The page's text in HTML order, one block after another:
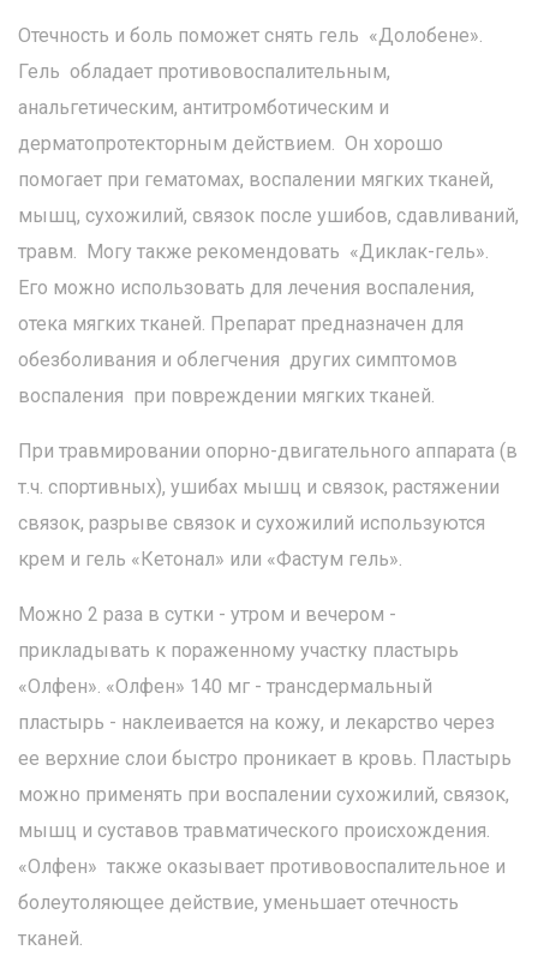
Отечность и боль поможет снять гель «Долобене».
Гель обладает противовоспалительным,
анальгетическим, антитромботическим и
дерматопротекторным действием. Он хорошо
помогает при гематомах, воспалении мягких тканей,
мышц, сухожилий, связок после ушибов, сдавливаний,
травм. Могу также рекомендовать «Диклак-гель».
Его можно использовать для лечения воспаления,
отека мягких тканей. Препарат предназначен для
обезболивания и облегчения других симптомов
воспаления при повреждении мягких тканей.
При травмировании опорно-двигательного аппарата (в
т.ч. спортивных), ушибах мышц и связок, растяжении
связок, разрыве связок и сухожилий используются
крем и гель «Кетонал» или «Фастум гель».
Можно 2 раза в сутки - утром и вечером -
прикладывать к пораженному участку пластырь
«Олфен». «Олфен» 140 мг - трансдермальный
пластырь - наклеивается на кожу, и лекарство через
ее верхние слои быстро проникает в кровь. Пластырь
можно применять при воспалении сухожилий, связок,
мышц и суставов травматического происхождения.
«Олфен» также оказывает противовоспалительное и
болеутоляющее действие, уменьшает отечность
тканей.